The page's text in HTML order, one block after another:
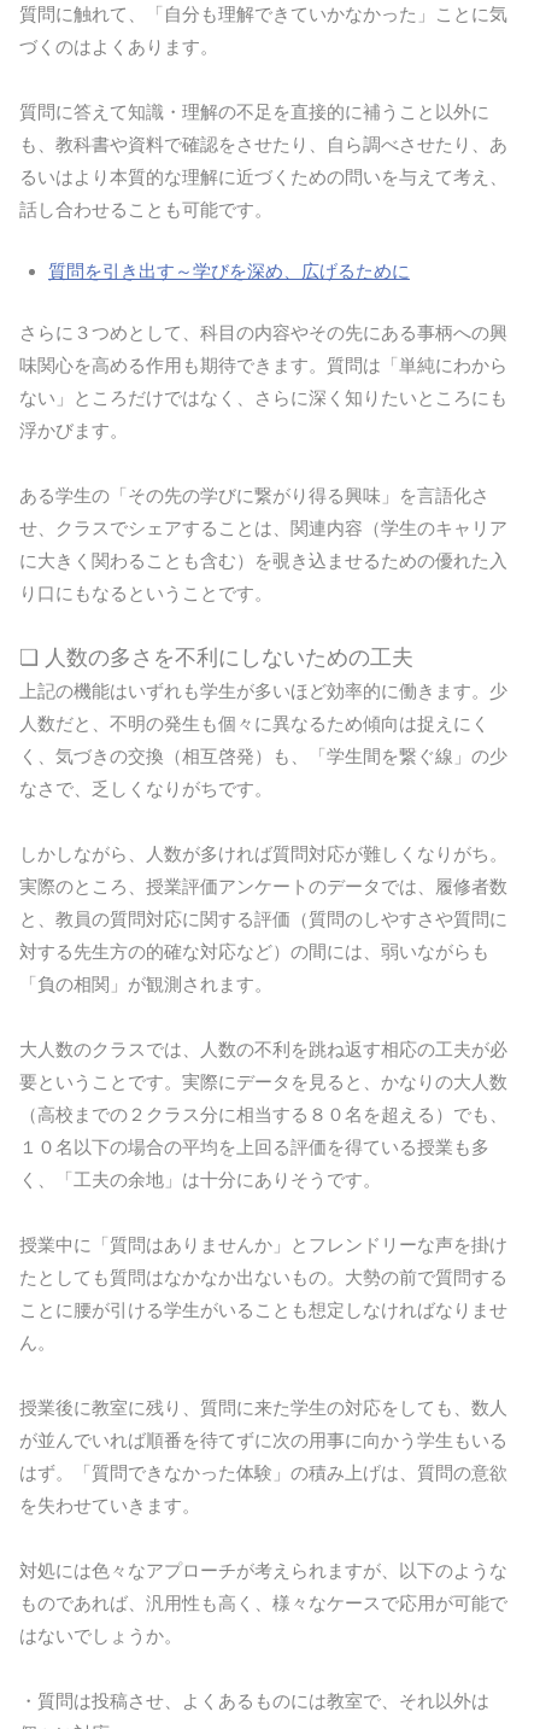
質問に触れて、「自分も理解できていかなかった」ことに気
づくのはよくあります。
質問に答えて知識・理解の不足を直接的に補うこと以外に
も、教科書や資料で確認をさせたり、自ら調べさせたり、あ
るいはより本質的な理解に近づくための問いを与えて考え、
話し合わせることも可能です。
質問を引き出す～学びを深め、広げるために
さらに３つめとして、科目の内容やその先にある事柄への興
味関心を高める作用も期待できます。質問は「単純にわから
ない」ところだけではなく、さらに深く知りたいところにも
浮かびます。
ある学生の「その先の学びに繋がり得る興味」を言語化さ
せ、クラスでシェアすることは、関連内容（学生のキャリア
に大きく関わることも含む）を覗き込ませるための優れた入
り口にもなるということです。
❏ 人数の多さを不利にしないための工夫
上記の機能はいずれも学生が多いほど効率的に働きます。少
人数だと、不明の発生も個々に異なるため傾向は捉えにく
く、気づきの交換（相互啓発）も、「学生間を繋ぐ線」の少
なさで、乏しくなりがちです。
しかしながら、人数が多ければ質問対応が難しくなりがち。
実際のところ、授業評価アンケートのデータでは、履修者数
と、教員の質問対応に関する評価（質問のしやすさや質問に
対する先生方の的確な対応など）の間には、弱いながらも
「負の相関」が観測されます。
大人数のクラスでは、人数の不利を跳ね返す相応の工夫が必
要ということです。実際にデータを見ると、かなりの大人数
（高校までの２クラス分に相当する８０名を超える）でも、
１０名以下の場合の平均を上回る評価を得ている授業も多
く、「工夫の余地」は十分にありそうです。
授業中に「質問はありませんか」とフレンドリーな声を掛け
たとしても質問はなかなか出ないもの。大勢の前で質問する
ことに腰が引ける学生がいることも想定しなければなりませ
ん。
授業後に教室に残り、質問に来た学生の対応をしても、数人
が並んでいれば順番を待てずに次の用事に向かう学生もいる
はず。「質問できなかった体験」の積み上げは、質問の意欲
を失わせていきます。
対処には色々なアプローチが考えられますが、以下のような
ものであれば、汎用性も高く、様々なケースで応用が可能で
はないでしょうか。
・質問は投稿させ、よくあるものには教室で、それ以外は